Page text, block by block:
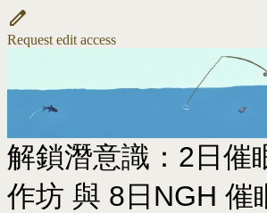
Request edit access
解鎖潛意識：2日催
作坊 與 8日NGH 催